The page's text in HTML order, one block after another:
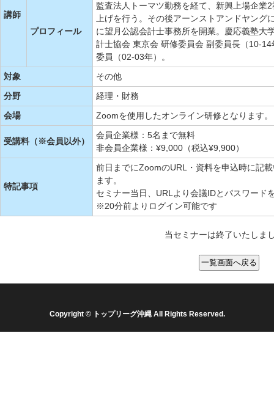
講師
プロフィール
監査法人トーマツ勤務を経て、新興上場企業
上げを行う。その後アーンストアンドヤン
に望月公認会計士事務所を開業。慶応義塾大
計士協会 東京会 研修委員会 副委員長（10-
委員（02-03年）。
対象
その他
分野
経理・財務
会場
Zoomを使用したオンライン研修となります。
受講料（※会員以外）
会員企業様：5名まで無料
非会員企業様：¥9,000（税込¥9,900）
特記事項
前日までにZoomのURL・資料を申込時に記
ます。
セミナー当日、URLより会議IDとパスワード
※20分前よりログイン可能です
当セミナーは終了いたしま
Copyright © トップリーグ沖縄 All Rights Reserved.